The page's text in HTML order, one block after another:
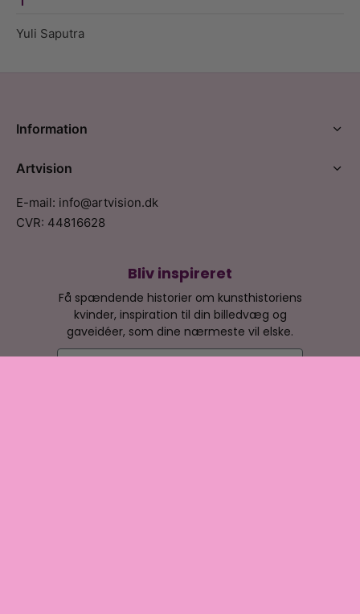
Yuli Saputra
Bliv inspireret
Få spændende historier om kunsthistoriens
kvinder, inspiration til din billedvæg og
gaveidéer, som dine nærmeste vil elske.
E-mail
Information
Artvision
E-mail: info@artvision.dk
CVR: 44816628